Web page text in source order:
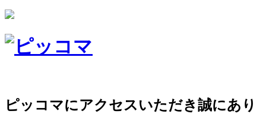
ピッコマにアクセスいただき誠にあり